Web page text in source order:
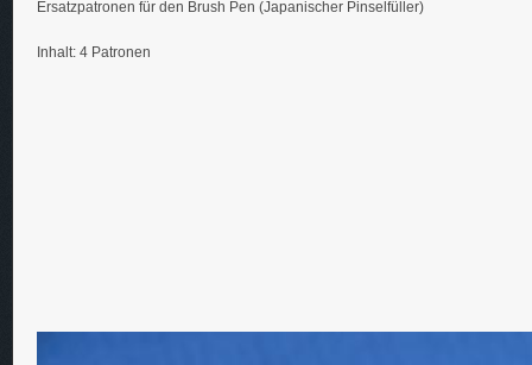
Ersatzpatronen für den Brush Pen (Japanischer Pinselfüller)
Inhalt: 4 Patronen